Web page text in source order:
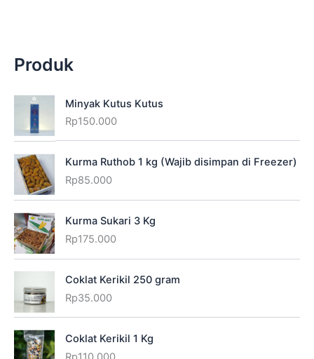
Produk
Minyak Kutus Kutus
Rp150.000
Kurma Ruthob 1 kg (Wajib disimpan di Freezer)
Rp85.000
Kurma Sukari 3 Kg
Rp175.000
Coklat Kerikil 250 gram
Rp35.000
Coklat Kerikil 1 Kg